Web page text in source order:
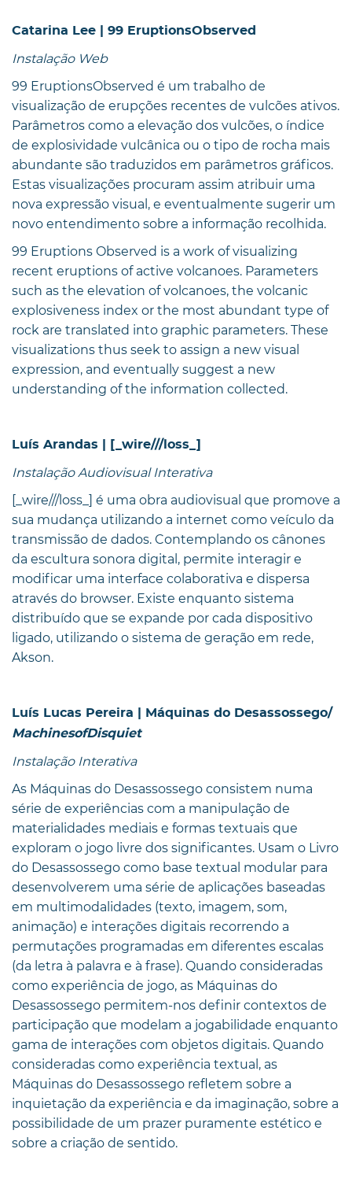
Catarina Lee | 99 EruptionsObserved
Instalação Web
99 EruptionsObserved é um trabalho de
visualização de erupções recentes de vulcões ativos.
Parâmetros como a elevação dos vulcões, o índice
de explosividade vulcânica ou o tipo de rocha mais
abundante são traduzidos em parâmetros gráficos.
Estas visualizações procuram assim atribuir uma
nova expressão visual, e eventualmente sugerir um
novo entendimento sobre a informação recolhida.
99 Eruptions Observed is a work of visualizing
recent eruptions of active volcanoes. Parameters
such as the elevation of volcanoes, the volcanic
explosiveness index or the most abundant type of
rock are translated into graphic parameters. These
visualizations thus seek to assign a new visual
expression, and eventually suggest a new
understanding of the information collected.
Luís Arandas | [_wire///loss_]
Instalação Audiovisual Interativa
[_wire///loss_] é uma obra audiovisual que promove a
sua mudança utilizando a internet como veículo da
transmissão de dados. Contemplando os cânones
da escultura sonora digital, permite interagir e
modificar uma interface colaborativa e dispersa
através do browser. Existe enquanto sistema
distribuído que se expande por cada dispositivo
ligado, utilizando o sistema de geração em rede,
Akson.
Luís Lucas Pereira | Máquinas do Desassossego/
MachinesofDisquiet
Instalação Interativa
As Máquinas do Desassossego consistem numa
série de experiências com a manipulação de
materialidades mediais e formas textuais que
exploram o jogo livre dos significantes. Usam o Livro
do Desassossego como base textual modular para
desenvolverem uma série de aplicações baseadas
em multimodalidades (texto, imagem, som,
animação) e interações digitais recorrendo a
permutações programadas em diferentes escalas
(da letra à palavra e à frase). Quando consideradas
como experiência de jogo, as Máquinas do
Desassossego permitem-nos definir contextos de
participação que modelam a jogabilidade enquanto
gama de interações com objetos digitais. Quando
consideradas como experiência textual, as
Máquinas do Desassossego refletem sobre a
inquietação da experiência e da imaginação, sobre a
possibilidade de um prazer puramente estético e
sobre a criação de sentido.